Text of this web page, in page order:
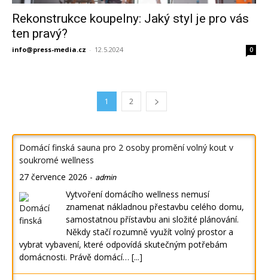
Rekonstrukce koupelny: Jaký styl je pro vás
ten pravý?
info@press-media.cz - 12.5.2024 0
1 2
Domácí finská sauna pro 2 osoby promění volný kout v
soukromé wellness
27 července 2026 - admin
Vytvoření domácího wellness nemusí
znamenat nákladnou přestavbu celého domu,
samostatnou přístavbu ani složité plánování.
Někdy stačí rozumně využít volný prostor a
vybrat vybavení, které odpovídá skutečným potřebám
domácnosti. Právě domácí… [...]